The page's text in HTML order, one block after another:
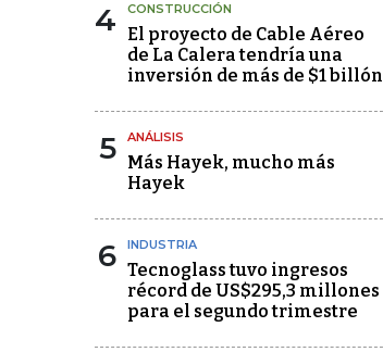
4 CONSTRUCCIÓN
El proyecto de Cable Aéreo
de La Calera tendría una
inversión de más de $1 billón
5 ANÁLISIS
Más Hayek, mucho más
Hayek
6 INDUSTRIA
Tecnoglass tuvo ingresos
récord de US$295,3 millones
para el segundo trimestre